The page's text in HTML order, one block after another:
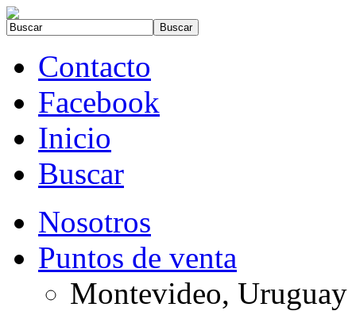
Contacto
Facebook
Inicio
Buscar
Nosotros
Puntos de venta
Montevideo, Uruguay